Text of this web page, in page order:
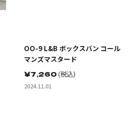
OO-9 L&B ボックスバン コール
マンズマスタード
￥7,260(税込)
2024.11.01